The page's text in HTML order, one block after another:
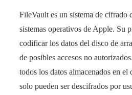
FileVault es un sistema de cifrado
sistemas operativos de Apple. Su
codificar los datos del disco de
de posibles accesos no
todos los datos almacenados en el
solo pueden ser descifrados por